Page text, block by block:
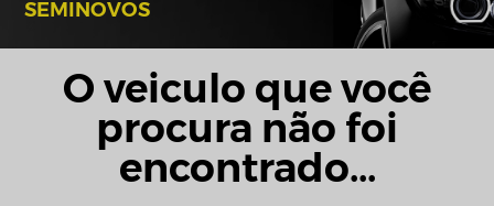
SEMINOVOS
O veiculo que você
procura não foi
encontrado...